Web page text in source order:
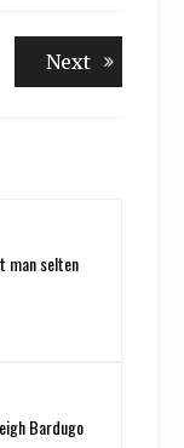
NextNext
man selten
Bardugo